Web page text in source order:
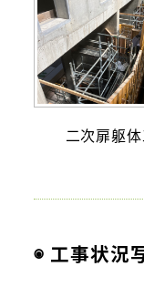
二次扉躯
◉ 工事状況